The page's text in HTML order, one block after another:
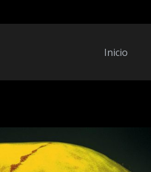
Inicio